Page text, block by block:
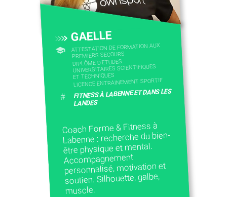
GAELLE
ATTESTATION DE FORMATION AUX
PREMIERS SECOURS
DIPLÔME D'ETUDES
UNIVERSITAIRES SCIENTIFIQUES
ET TECHNIQUES
LICENCE ENTRAINEMENT SPORTIF
# FITNESS À LABENNE ET DANS LES
LANDES
Coach Forme & Fitness à
Labenne : recherche du bien-
être physique et mental.
Accompagnement
personnalisé, motivation et
soutien. Silhouette, galbe,
muscle.